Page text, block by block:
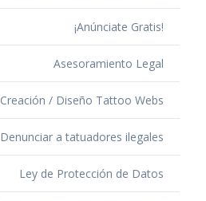
¡Anúnciate Gratis!
Asesoramiento Legal
Creación / Diseño Tattoo Webs
Denunciar a tatuadores ilegales
Ley de Protección de Datos